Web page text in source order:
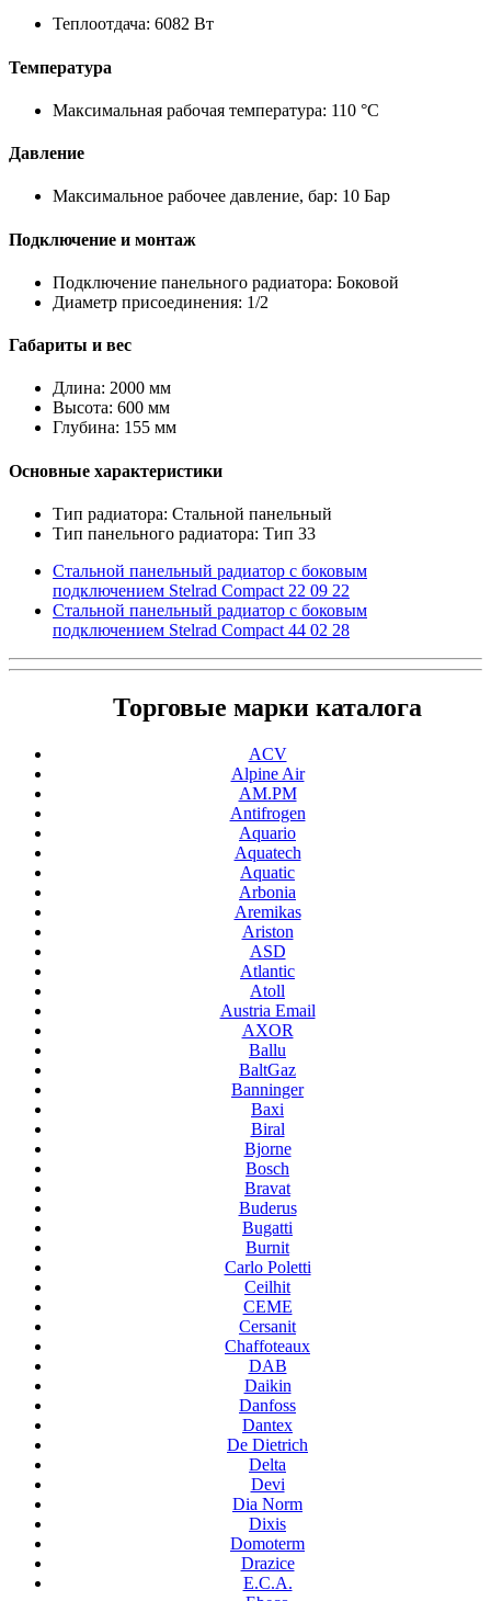
Теплоотдача: 6082 Вт
Температура
Максимальная рабочая температура: 110 °C
Давление
Максимальное рабочее давление, бар: 10 Бар
Подключение и монтаж
Подключение панельного радиатора: Боковой
Диаметр присоединения: 1/2
Габариты и вес
Длина: 2000 мм
Высота: 600 мм
Глубина: 155 мм
Основные характеристики
Тип радиатора: Стальной панельный
Тип панельного радиатора: Тип 33
Стальной панельный радиатор с боковым
подключением Stelrad Compact 22 09 22
Стальной панельный радиатор с боковым
подключением Stelrad Compact 44 02 28
Торговые марки каталога
ACV
Alpine Air
AM.PM
Antifrogen
Aquario
Aquatech
Aquatic
Arbonia
Aremikas
Ariston
ASD
Atlantic
Atoll
Austria Email
AXOR
Ballu
BaltGaz
Banninger
Baxi
Biral
Bjorne
Bosch
Bravat
Buderus
Bugatti
Burnit
Carlo Poletti
Ceilhit
CEME
Cersanit
Chaffoteaux
DAB
Daikin
Danfoss
Dantex
De Dietrich
Delta
Devi
Dia Norm
Dixis
Domoterm
Drazice
E.C.A.